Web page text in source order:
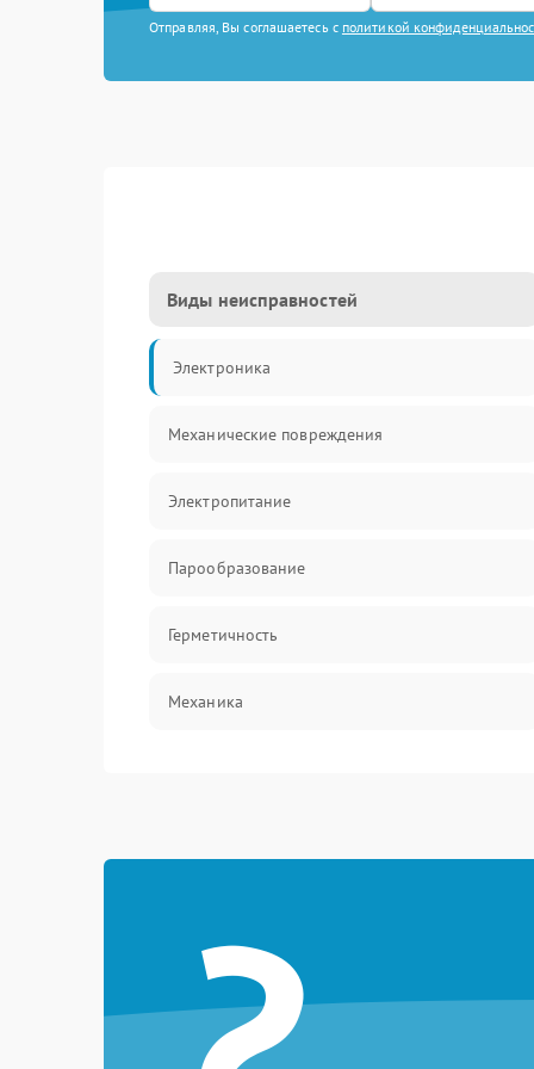
Отправляя, Вы соглашаетесь с политикой
Виды неисправностей
Электроника
Механические повреждения
Электропитание
Парообразование
Герметичность
Механика